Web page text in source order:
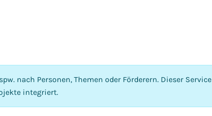
nach Personen, Themen oder Förderern. Dieser Service
integriert.